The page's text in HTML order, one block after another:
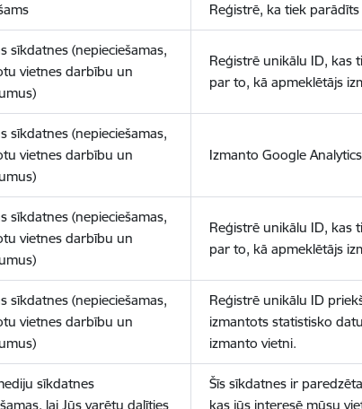
Reģistrē, ka tiek
sīkdatnes (nepieciešamas,
vietnes darbību un
Reģistrē unikālu ID, kas
par to, kā apmeklētājs
sīkdatnes (nepieciešamas,
vietnes darbību un
Izmanto Google
sīkdatnes (nepieciešamas,
vietnes darbību un
Reģistrē unikālu ID, kas
par to, kā apmeklētājs
sīkdatnes (nepieciešamas,
vietnes darbību un
Reģistrē unikālu ID
izmantots statistisko
izmanto vietni.
sīkdatnes
lai Jūs varētu dalīties
Šīs sīkdatnes ir
kas jūs interesē mūsu